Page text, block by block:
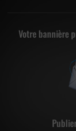
Votre bannière